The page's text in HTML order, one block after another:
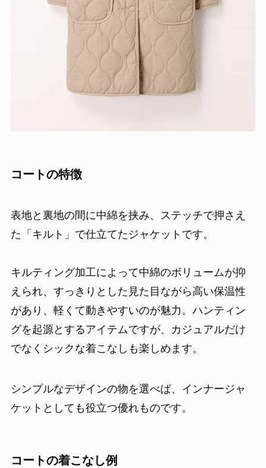
コートの特徴
表地と裏地の間に中綿を挟み、ステッチで押さえ
た「キルト」で仕立てたジャケットです。
キルティング加工によって中綿のボリュームが抑
えられ、すっきりとした見た目ながら高い保温性
があり、軽くて動きやすいのが魅力。ハンティン
グを起源とするアイテムですが、カジュアルだけ
でなくシックな着こなしも楽しめます。
シンプルなデザインの物を選べば、インナージャ
ケットとしても役立つ優れものです。
コートの着こなし例